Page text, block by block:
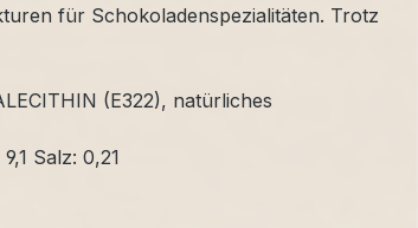
für Schokoladenspezialitäten. Trotz
(E322), natürliches
Salz: 0,21